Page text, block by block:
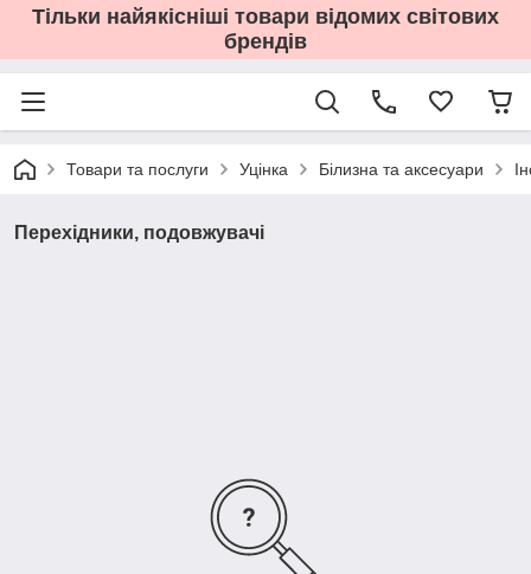
Тільки найякісніші товари відомих світових
брендів
Товари та послуги Уцінка Білизна та аксесуари
Перехідники, подовжувачі